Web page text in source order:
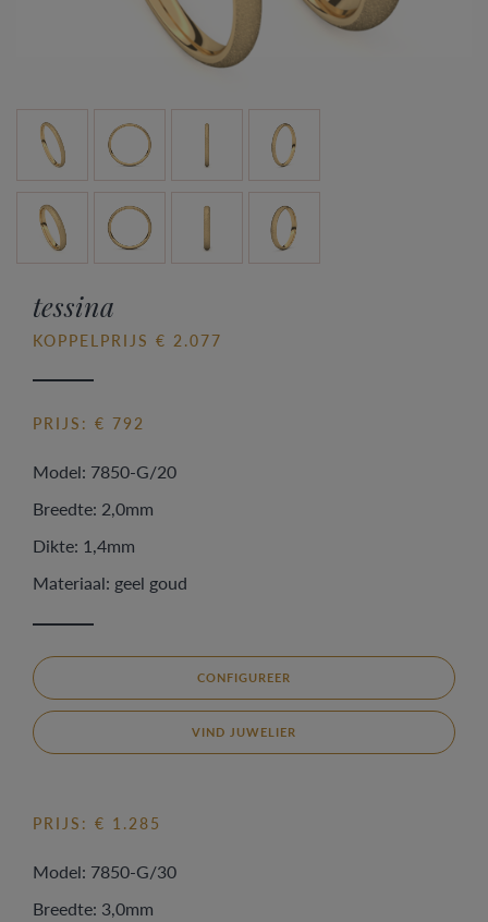
tessina
KOPPELPRIJS € 2.077
PRIJS: € 792
Model: 7850-G/20
Breedte: 2,0mm
Dikte: 1,4mm
Materiaal: geel goud
CONFIGUREER
VIND JUWELIER
PRIJS: € 1.285
Model: 7850-G/30
Breedte: 3,0mm